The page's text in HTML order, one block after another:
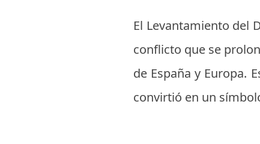
El Levantamiento del
conflicto que se
de España y Europa.
convirtió en un